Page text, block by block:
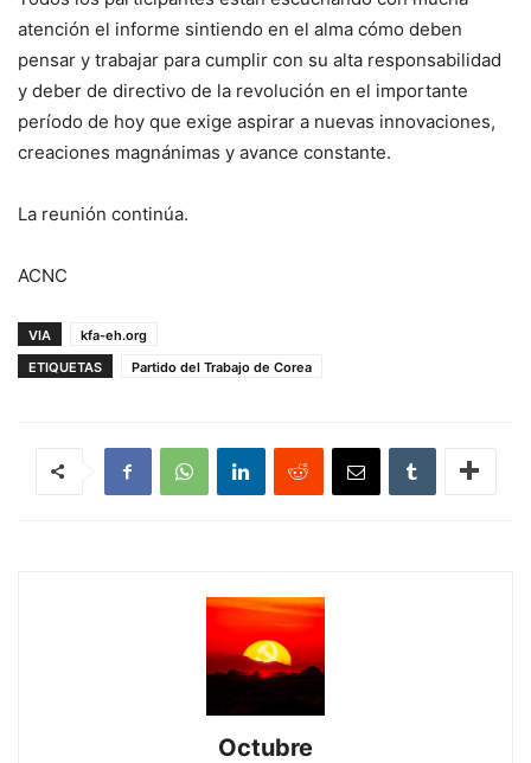
atención el informe sintiendo en el alma cómo deben
pensar y trabajar para cumplir con su alta responsabilidad
y deber de directivo de la revolución en el importante
período de hoy que exige aspirar a nuevas innovaciones,
creaciones magnánimas y avance constante.
La reunión continúa.
ACNC
VIA
kfa-eh.org
ETIQUETAS
Partido del Trabajo de Corea
Octubre